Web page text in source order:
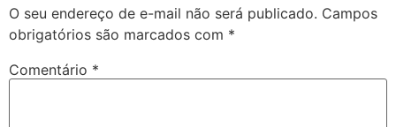
O seu endereço de e-mail não será publicado. Campos
obrigatórios são marcados com *
Comentário *